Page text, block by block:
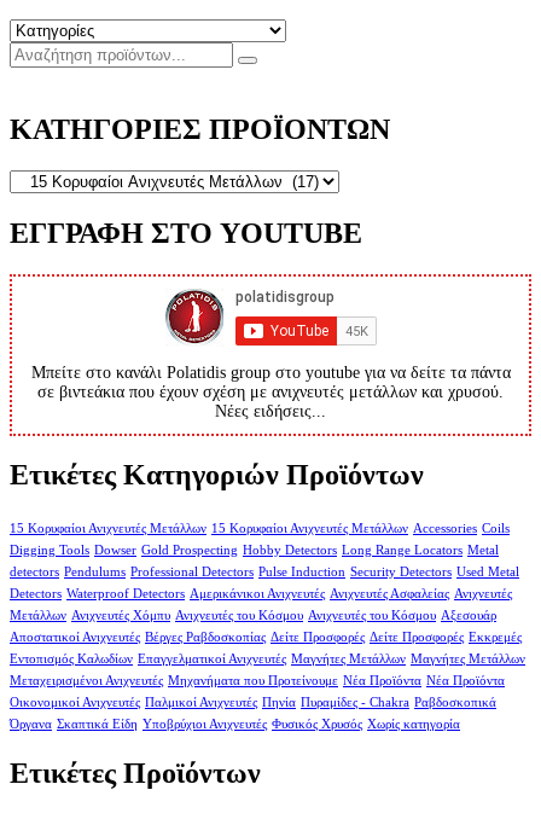
ΚΑΤΗΓΟΡΙΕΣ ΠΡΟΪΟΝΤΩΝ
ΕΓΓΡΑΦΗ ΣΤΟ YOUTUBE
Μπείτε στο κανάλι Polatidis group στο youtube για να δείτε τα πάντα
σε βιντεάκια που έχουν σχέση με ανιχνευτές μετάλλων και χρυσού.
Νέες ειδήσεις...
Ετικέτες Κατηγοριών Προϊόντων
15 Κορυφαίοι Ανιχνευτές Μετάλλων 15 Κορυφαίοι Ανιχνευτές Μετάλλων Accessories Coils
Digging Tools Dowser Gold Prospecting Hobby Detectors Long Range Locators Metal
detectors Pendulums Professional Detectors Pulse Induction Security Detectors Used Metal
Detectors Waterproof Detectors Αμερικάνικοι Ανιχνευτές Ανιχνευτές Ασφαλείας Ανιχνευτές
Μετάλλων Ανιχνευτές Χόμπυ Ανιχνευτές του Κόσμου Ανιχνευτές του Κόσμου Αξεσουάρ
Αποστατικοί Ανιχνευτές Βέργες Ραβδοσκοπίας Δείτε Προσφορές Δείτε Προσφορές Εκκρεμές
Εντοπισμός Καλωδίων Επαγγελματικοί Ανιχνευτές Μαγνήτες Μετάλλων Μαγνήτες Μετάλλων
Μεταχειρισμένοι Ανιχνευτές Μηχανήματα που Προτείνουμε Νέα Προϊόντα Νέα Προϊόντα
Οικονομικοί Ανιχνευτές Παλμικοί Ανιχνευτές Πηνία Πυραμίδες - Chakra Ραβδοσκοπικά
Όργανα Σκαπτικά Είδη Υποβρύχιοι Ανιχνευτές Φυσικός Χρυσός Χωρίς κατηγορία
Ετικέτες Προϊόντων